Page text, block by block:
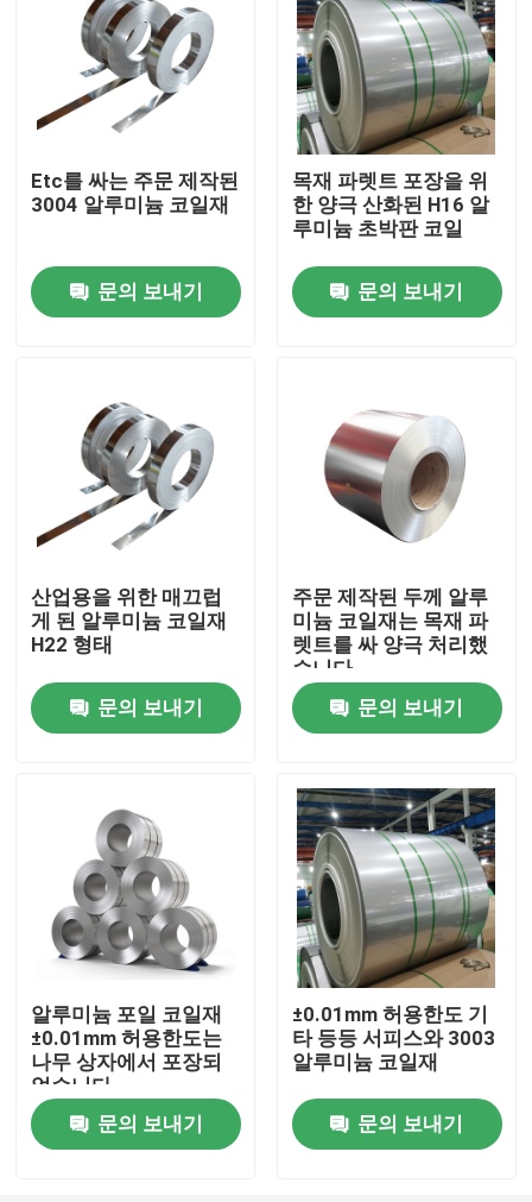
제품
동영상
우리에 대하여
공장 여행
품질 관리
연락주세요
인용문을 요구하세요
알루미늄 시트판
Etc를 싸는 주문 제작된
3004 알루미늄 코일재
문의 보내기
목재 파렛트 포장을 위
한 양극 산화된 H16 알
루미늄 초박판 코일
문의 보내기
산업용을 위한 매끄럽
게 된 알루미늄 코일재
H22 형태
문의 보내기
주문 제작된 두께 알루
미늄 코일재는 목재 파
렛트를 싸 양극 처리했
습니다
문의 보내기
알루미늄 포일 코일재
±0.01mm 허용한도는
나무 상자에서 포장되
었습니다
문의 보내기
±0.01mm 허용한도 기
타 등등 서피스와 3003
알루미늄 코일재
문의 보내기